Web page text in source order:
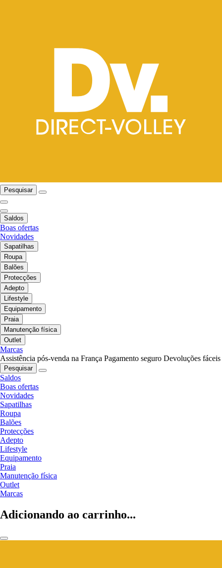
Pesquisar
Saldos
Boas ofertas
Novidades
Sapatilhas
Roupa
Balões
Protecções
Adepto
Lifestyle
Equipamento
Praia
Manutenção física
Outlet
Marcas
Assistência pós-venda na França Pagamento seguro Devoluções fáceis
Pesquisar
Saldos
Boas ofertas
Novidades
Sapatilhas
Roupa
Balões
Protecções
Adepto
Lifestyle
Equipamento
Praia
Manutenção física
Outlet
Marcas
Adicionando ao carrinho...